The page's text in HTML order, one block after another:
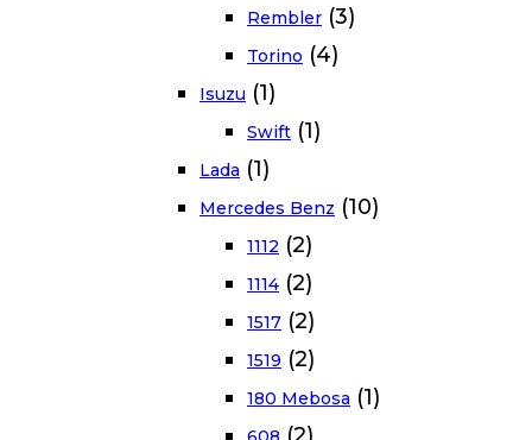
Rembler (3)
Torino (4)
Isuzu (1)
Swift (1)
Lada (1)
Mercedes Benz (10)
1112 (2)
1114 (2)
1517 (2)
1519 (2)
180 Mebosa (1)